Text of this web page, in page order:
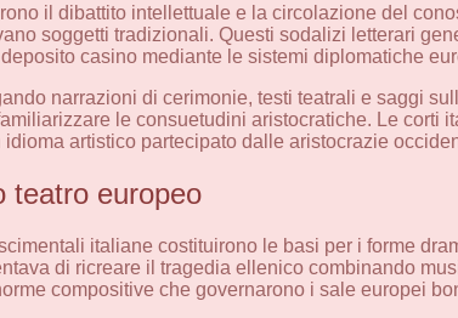
il dibattito intellettuale e la circolazione del
soggetti tradizionali. Questi sodalizi letterari
casino mediante le sistemi diplomatiche
narrazioni di cerimonie, testi teatrali e saggi
le consuetudini aristocratiche. Le corti
artistico partecipato dalle aristocrazie
teatro europeo
italiane costituirono le basi per i forme
di ricreare il tragedia ellenico combinando
compositive che governarono i sale europei